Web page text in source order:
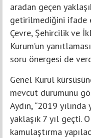
aradan geçen
getirilmediğini ifade
Çevre, Şehircilik ve
Kurum’un
soru önergesi de
Genel Kurul
mevcut durumunu
Aydın, “2019
yaklaşık 7 yıl geçti.
kamulaştırma